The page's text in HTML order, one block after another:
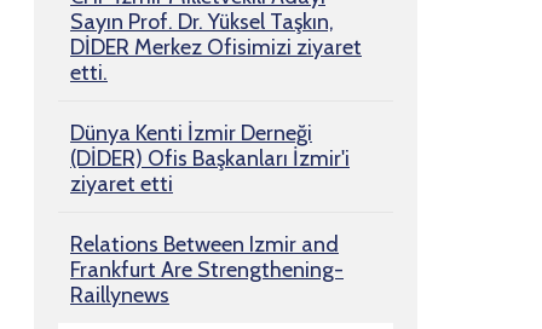
Sayın Prof. Dr. Yüksel Taşkın,
DİDER Merkez Ofisimizi ziyaret
etti.
Dünya Kenti İzmir Derneği
(DİDER) Ofis Başkanları İzmir'i
ziyaret etti
Relations Between Izmir and
Frankfurt Are Strengthening-
Raillynews